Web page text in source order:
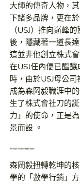
大師的傳奇人物，
下諸多品牌，更在
（USJ）推向巔峰
後，隱藏著一道長
這並非他創立株式
在USJ任內便已醞
時，由於USJ母公
成為森岡毅職涯中
生了株式會社刀的
力」的使命，正是
景而設 。
數學行銷的煉金術：從環球影城到丸龜製麵的V型復甦神話
森岡毅扭轉乾坤的
學的「數學行銷」